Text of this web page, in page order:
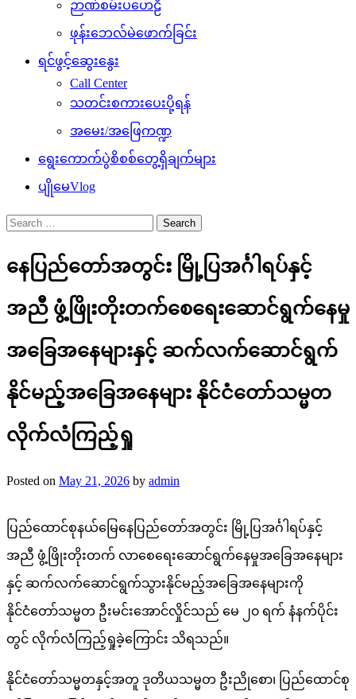
ဉာဏ်စမ်းပဟေဠိ
ဖုန်းဘေလ်မဲဖောက်ခြင်း
ရင်ဖွင့်ဆွေးနွေး
Call Center
သတင်းစကားပေးပို့ရန်
အမေး/အဖြေကဏ္ဍ
ရွေးကောက်ပွဲစိစစ်တွေ့ရှိချက်များ
ပျိုမေVlog
Search
for:
နေပြည်တော်အတွင်း မြို့ပြအင်္ဂါရပ်နှင့်
အညီ ဖွံ့ဖြိုးတိုးတက်စေရေးဆောင်ရွက်နေမှု
အခြေအနေများနှင့် ဆက်လက်ဆောင်ရွက်
နိုင်မည့်အခြေအနေများ နိုင်ငံတော်သမ္မတ
လိုက်လံကြည့်ရှု
Posted on May 21, 2026 by admin
ပြည်ထောင်စုနယ်​မြေနေပြည်တော်အတွင်း မြို့ပြအင်္ဂါရပ်နှင့်
အညီ ဖွံ့ဖြိုးတိုးတက် လာစေရေးဆောင်ရွက်နေမှုအခြေအနေများ
နှင့် ဆက်လက်ဆောင်ရွက်သွားနိုင်မည့်အခြေအနေများကို
နိုင်ငံတော်သမ္မတ ဦးမင်းအောင်လှိုင်သည် မေ ၂၀ ရက် နံနက်ပိုင်း
တွင် လိုက်လံကြည့်ရှုခဲ့​ကြောင်း သိရသည်။
နိုင်ငံ​တော်သမ္မတနှင့်အတူ ဒုတိယသမ္မတ ဦးညိုစော၊ ပြည်ထောင်စု